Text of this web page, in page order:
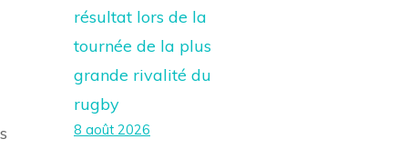
résultat lors de la
tournée de la plus
grande rivalité du
rugby
8 août 2026